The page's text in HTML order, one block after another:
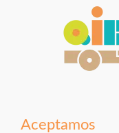
Aceptamos